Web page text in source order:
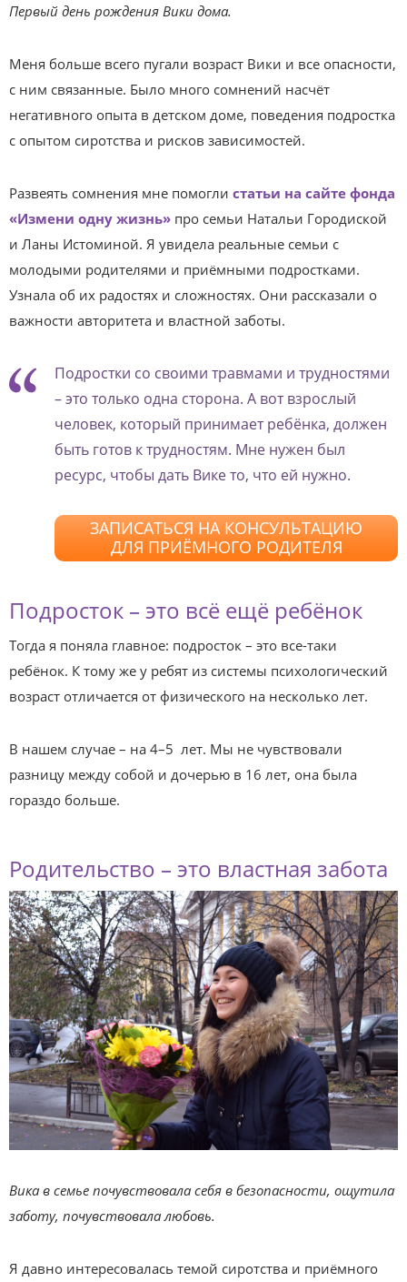
Первый день рождения Вики дома.
Меня больше всего пугали возраст Вики и все опасности,
с ним связанные. Было много сомнений насчёт
негативного опыта в детском доме, поведения подростка
с опытом сиротства и рисков зависимостей.
Развеять сомнения мне помогли статьи на сайте фонда
«Измени одну жизнь» про семьи Натальи Городиской
и Ланы Истоминой. Я увидела реальные семьи с
молодыми родителями и приёмными подростками.
Узнала об их радостях и сложностях. Они рассказали о
важности авторитета и властной заботы.
Подростки со своими травмами и трудностями
– это только одна сторона. А вот взрослый
человек, который принимает ребёнка, должен
быть готов к трудностям. Мне нужен был
ресурс, чтобы дать Вике то, что ей нужно.
ЗАПИСАТЬСЯ НА КОНСУЛЬТАЦИЮ
ДЛЯ ПРИЁМНОГО РОДИТЕЛЯ
Подросток – это всё ещё ребёнок
Тогда я поняла главное: подросток – это все-таки
ребёнок. К тому же у ребят из системы психологический
возраст отличается от физического на несколько лет.
В нашем случае – на 4–5 лет. Мы не чувствовали
разницу между собой и дочерью в 16 лет, она была
гораздо больше.
Родительство – это властная забота
Вика в семье почувствовала себя в безопасности, ощутила
заботу, почувствовала любовь.
Я давно интересовалась темой сиротства и приёмного